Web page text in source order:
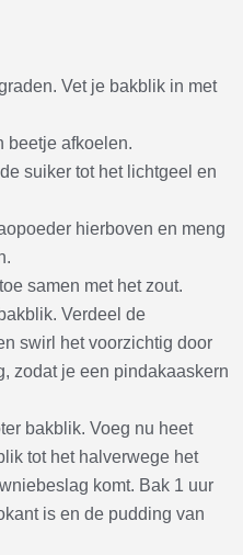
Vet je bakblik in met
beetje afkoelen.
suiker tot het lichtgeel en
hierboven en meng
samen met het zout.
Verdeel de
swirl het voorzichtig door
zodat je een pindakaaskern
bakblik. Voeg nu heet
tot het halverwege het
komt. Bak 1 uur
is en de pudding van